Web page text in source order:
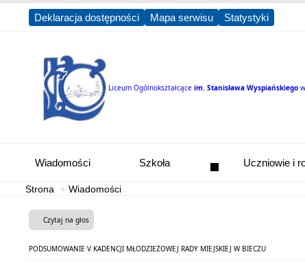
Deklaracja dostępności Mapa serwisu Statystyki
Liceum Ogólnokształcące im. Stanisława Wyspiańskiego
Wiadomości Szkoła Uczniowie i
Strona Wiadomości
Czytaj na głos
PODSUMOWANIE V KADENCJI MŁODZIEŻOWEJ RADY MIEJSKIEJ W BIECZU